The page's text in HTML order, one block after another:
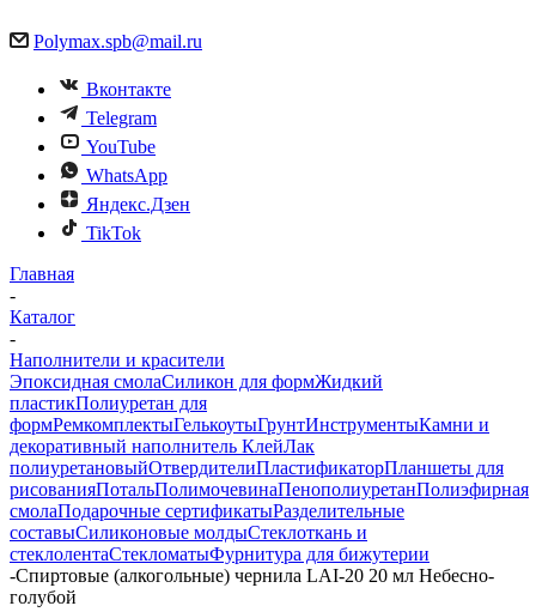
Polymax.spb@mail.ru
Вконтакте
Telegram
YouTube
WhatsApp
Яндекс.Дзен
TikTok
Главная
-
Каталог
-
Наполнители и красители
Эпоксидная смолаСиликон для формЖидкий
пластикПолиуретан для
формРемкомплектыГелькоутыГрунтИнструментыКамни и
декоративный наполнитель КлейЛак
полиуретановыйОтвердителиПластификаторПланшеты для
рисованияПотальПолимочевинаПенополиуретанПолиэфирная
смолаПодарочные сертификатыРазделительные
составыСиликоновые молдыСтеклоткань и
стеклолентаСтекломатыФурнитура для бижутерии
-Спиртовые (алкогольные) чернила LAI-20 20 мл Небесно-
голубой